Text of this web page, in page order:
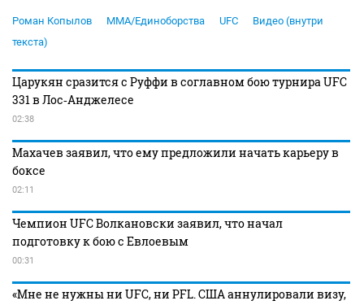
Роман Копылов MMA/Единоборства UFC
Видео (внутри
текста)
Царукян сразится с Руффи в соглавном бою турнира UFC
331 в Лос‑Анджелесе
02:38
Махачев заявил, что ему предложили начать карьеру в
боксе
02:11
Чемпион UFC Волкановски заявил, что начал
подготовку к бою с Евлоевым
00:31
«Мне не нужны ни UFC, ни PFL. США аннулировали визу,